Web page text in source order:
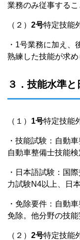
業務のみ従事するこ
（２） 2号特定技能
・1号業務に加え、
熟練した技能が求め
３．技能水準と
（１） 1号特定技能
・技能試験：自動
自動車整備士技能検
・日本語試験：国
力試験N4以上、日
・免除要件：自動
免除。他分野の技
（２） 2号特定技能